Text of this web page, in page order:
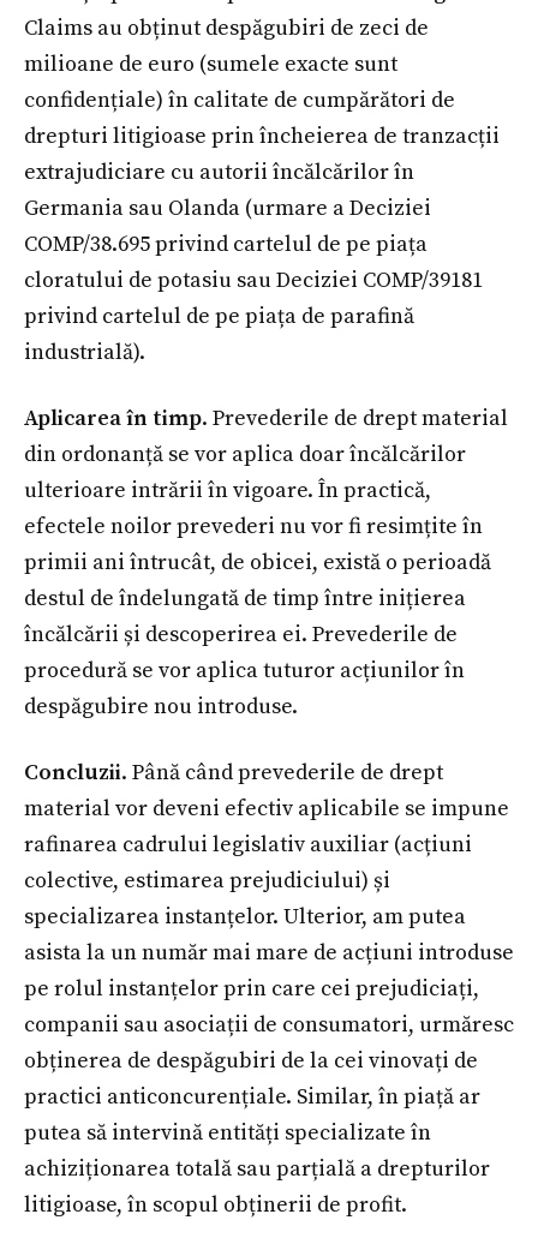
Claims au obținut despăgubiri de zeci de
milioane de euro (sumele exacte sunt
confidențiale) în calitate de cumpărători de
drepturi litigioase prin încheierea de tranzacții
extrajudiciare cu autorii încălcărilor în
Germania sau Olanda (urmare a Deciziei
COMP/38.695 privind cartelul de pe piața
cloratului de potasiu sau Deciziei COMP/39181
privind cartelul de pe piața de parafină
industrială).
Aplicarea în timp. Prevederile de drept material
din ordonanță se vor aplica doar încălcărilor
ulterioare intrării în vigoare. În practică,
efectele noilor prevederi nu vor fi resimțite în
primii ani întrucât, de obicei, există o perioadă
destul de îndelungată de timp între inițierea
încălcării și descoperirea ei. Prevederile de
procedură se vor aplica tuturor acțiunilor în
despăgubire nou introduse.
Concluzii. Până când prevederile de drept
material vor deveni efectiv aplicabile se impune
rafinarea cadrului legislativ auxiliar (acțiuni
colective, estimarea prejudiciului) și
specializarea instanțelor. Ulterior, am putea
asista la un număr mai mare de acțiuni introduse
pe rolul instanțelor prin care cei prejudiciați,
companii sau asociații de consumatori, urmăresc
obținerea de despăgubiri de la cei vinovați de
practici anticoncurențiale. Similar, în piață ar
putea să intervină entități specializate în
achiziționarea totală sau parțială a drepturilor
litigioase, în scopul obținerii de profit.